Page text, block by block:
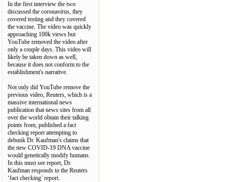
In the first interview the two
discussed the coronavirus, they
covered testing and they covered
the vaccine. The video was quickly
approaching 100k views but
YouTube removed the video after
only a couple days. This video will
likely be taken down as well,
because it does not conform to the
establishment's narrative.
Not only did YouTube remove the
previous video, Reuters, which is a
massive international news
publication that news sites from all
over the world obtain their talking
points from, published a fact
checking report attempting to
debunk Dr. Kaufman's claims that
the new COVID-19 DNA vaccine
would genetically modify humans.
In this must see report, Dr
Kaufman responds to the Reuters
‘fact checking’ report.